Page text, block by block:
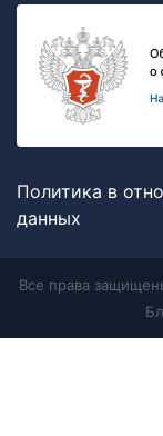
Политика в
данных
Все права